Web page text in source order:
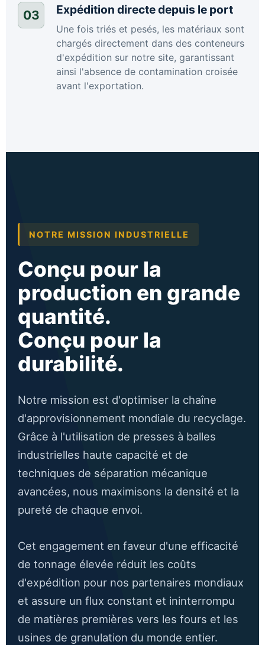
03 Expédition directe depuis le port
Une fois triés et pesés, les matériaux sont
chargés directement dans des conteneurs
d'expédition sur notre site, garantissant
ainsi l'absence de contamination croisée
avant l'exportation.
NOTRE MISSION INDUSTRIELLE
Conçu pour la
production en grande
quantité.
Conçu pour la
durabilité.
Notre mission est d'optimiser la chaîne
d'approvisionnement mondiale du recyclage.
Grâce à l'utilisation de presses à balles
industrielles haute capacité et de
techniques de séparation mécanique
avancées, nous maximisons la densité et la
pureté de chaque envoi.
Cet engagement en faveur d'une efficacité
de tonnage élevée réduit les coûts
d'expédition pour nos partenaires mondiaux
et assure un flux constant et ininterrompu
de matières premières vers les fours et les
usines de granulation du monde entier.